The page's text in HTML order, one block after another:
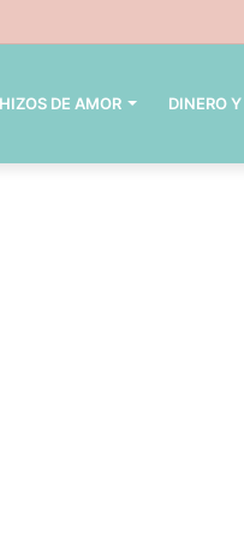
con magia negra
DE AMOR DINERO